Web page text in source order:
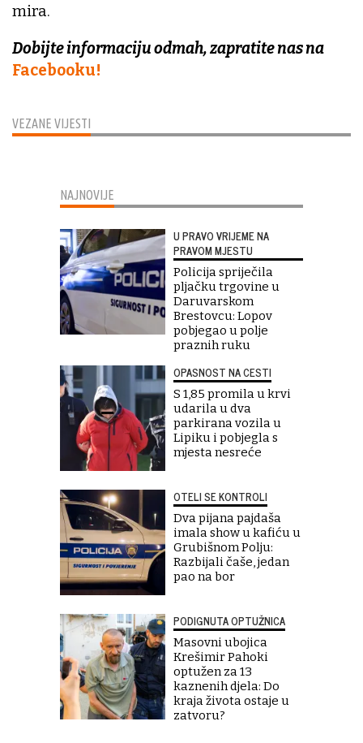
VEZANE VIJESTI
mira.
Dobijte informaciju odmah, zapratite nas na
Facebooku!
NAJNOVIJE
U PRAVO VRIJEME NA
PRAVOM MJESTU
Policija spriječila
pljačku trgovine u
Daruvarskom
Brestovcu: Lopov
pobjegao u polje
praznih ruku
OPASNOST NA CESTI
S 1,85 promila u krvi
udarila u dva
parkirana vozila u
Lipiku i pobjegla s
mjesta nesreće
OTELI SE KONTROLI
Dva pijana pajdaša
imala show u kafiću u
Grubišnom Polju:
Razbijali čaše, jedan
pao na bor
PODIGNUTA OPTUŽNICA
Masovni ubojica
Krešimir Pahoki
optužen za 13
kaznenih djela: Do
kraja života ostaje u
zatvoru?